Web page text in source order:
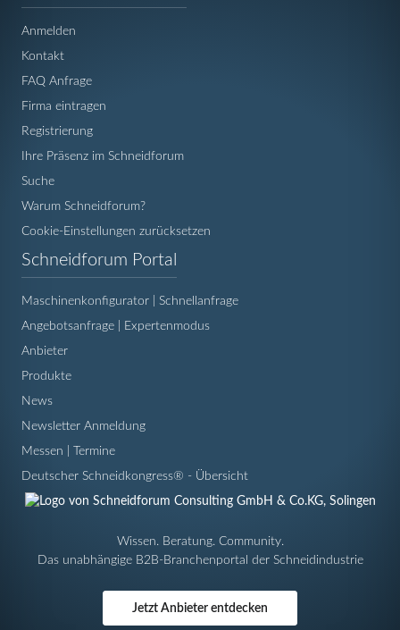
Anmelden
Kontakt
FAQ Anfrage
Firma eintragen
Registrierung
Ihre Präsenz im Schneidforum
Suche
Warum Schneidforum?
Cookie-Einstellungen zurücksetzen
Schneidforum Portal
Maschinenkonfigurator | Schnellanfrage
Angebotsanfrage | Expertenmodus
Anbieter
Produkte
News
Newsletter Anmeldung
Messen | Termine
Deutscher Schneidkongress® - Übersicht
Wissen. Beratung. Community.
Das unabhängige B2B-Branchenportal der Schneidindustrie
Jetzt Anbieter entdecken